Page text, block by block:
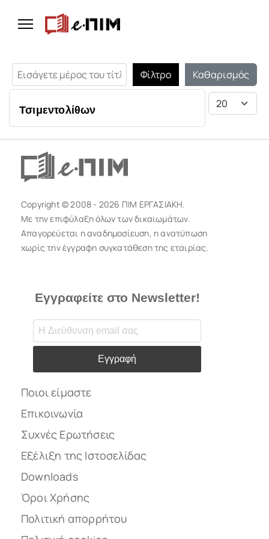
Εισάγετε μέρος του τίτλου.
Φίλτρο
Καθαρισμός
Εμφάνιση #
Τσιμεντολίθων
Copyright © 2008 - 2026 ΠΙΜ ΕΡΓΑΣΙΑΚΗ.
Με την επιφύλαξη όλων των δικαιωμάτων.
Απαγορεύεται η αναδημοσίευση, η ανατύπωση
χωρίς την έγγραφη συγκατάθεση της εταιρίας.
Εγγραφείτε στο Newsletter!
Εγγραφή
Ποιοι είμαστε
Επικοινωνία
Συχνές Ερωτήσεις
Εξέλιξη της Ιστοσελίδας
Downloads
Όροι Χρήσης
Πολιτική απορρήτου